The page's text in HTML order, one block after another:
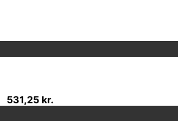
531,25 kr.